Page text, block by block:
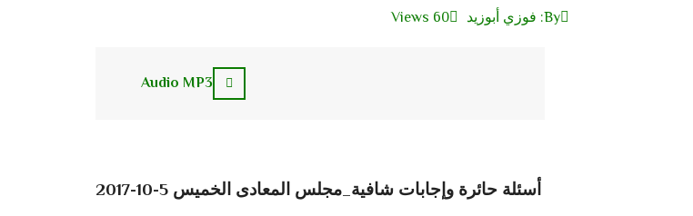
By: فوزي أبوزيد 60 Views
Audio MP3
أسئلة حائرة وإجابات شافية_مجلس المعادى الخميس 5-10-2017